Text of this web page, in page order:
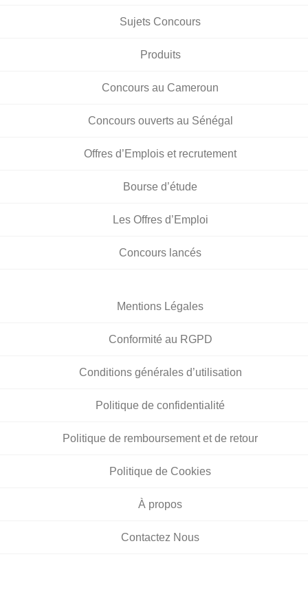
Sujets Concours
Produits
Concours au Cameroun
Concours ouverts au Sénégal
Offres d’Emplois et recrutement
Bourse d’étude
Les Offres d’Emploi
Concours lancés
Mentions Légales
Conformité au RGPD
Conditions générales d’utilisation
Politique de confidentialité
Politique de remboursement et de retour
Politique de Cookies
À propos
Contactez Nous